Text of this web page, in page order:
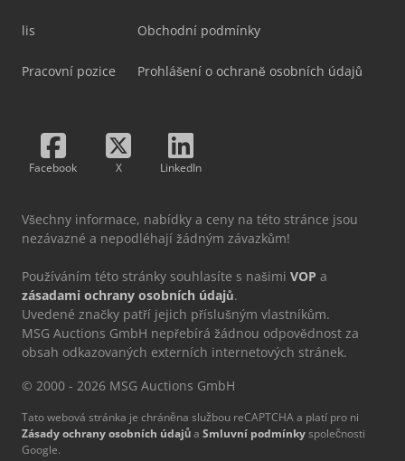
lis
Pracovní pozice
Obchodní podmínky
Prohlášení o ochraně osobních údajů
Facebook X LinkedIn
Všechny informace, nabídky a ceny na této stránce jsou
nezávazné a nepodléhají žádným závazkům!
Používáním této stránky souhlasíte s našimi VOP a
zásadami ochrany osobních údajů.
Uvedené značky patří jejich příslušným vlastníkům.
MSG Auctions GmbH nepřebírá žádnou odpovědnost za
obsah odkazovaných externích internetových stránek.
© 2000 - 2026 MSG Auctions GmbH
Tato webová stránka je chráněna službou reCAPTCHA a platí pro ni
Zásady ochrany osobních údajůa Smluvní podmínkyspolečnosti
Google.